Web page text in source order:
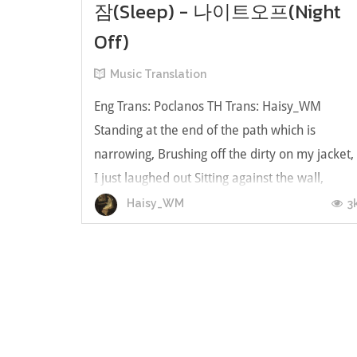
잠(Sleep) - 나이트오프(Night
Off)
Music Translation
Eng Trans: Poclanos TH Trans: Haisy_WM
Standing at the end of the path which is
narrowing, Brushing off the dirty on my jacket,
I just laughed out Sitting against the wall,
putting down my burdens, I just realized that
little hope was that heavy to me ยืนอยู่ในทาง
Haisy_WM